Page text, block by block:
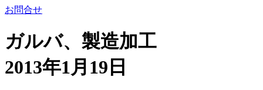
お問合せ
ガルバ、製造加工
2013年1月19日